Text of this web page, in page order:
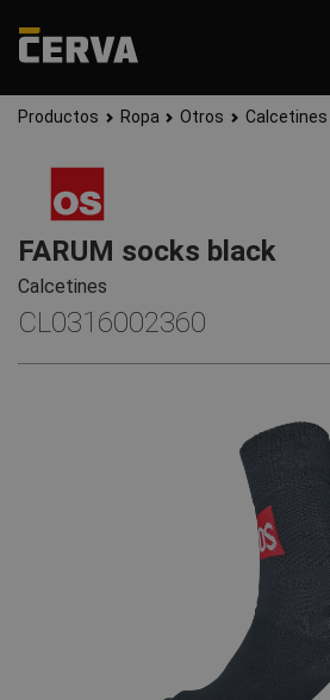
Productos Ropa Otros Calcetines
FARUM socks black
Calcetines
CL0316002360